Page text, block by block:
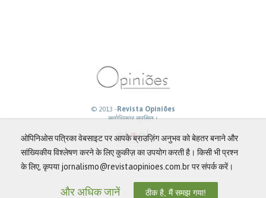
© 2013 -Revista Opiniões
सर्वाधिकार सुरक्षित।
ओपिनिओस पत्रिका वेबसाइट पर आपके ब्राउज़िंग अनुभव को बेहतर बनाने और
सांख्यिकीय विश्लेषण करने के लिए कुकीज़ का उपयोग करती है। किसी भी प्रश्न
के लिए, कृपया jornalismo@revistaopinioes.com.br पर संपर्क करें।
और अधिक जानें ठीक है, मैं समझ गया!